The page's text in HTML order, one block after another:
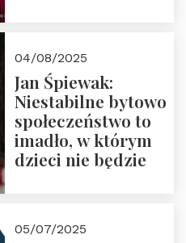
Nawrockiego
04/08/2025
Jan Śpiewak:
Niestabilne bytowo
społeczeństwo to
imadło, w którym
dzieci nie będzie
05/07/2025